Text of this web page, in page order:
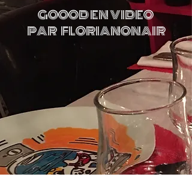
GOOOD EN VIDEO
PAR FLORIANONAIR